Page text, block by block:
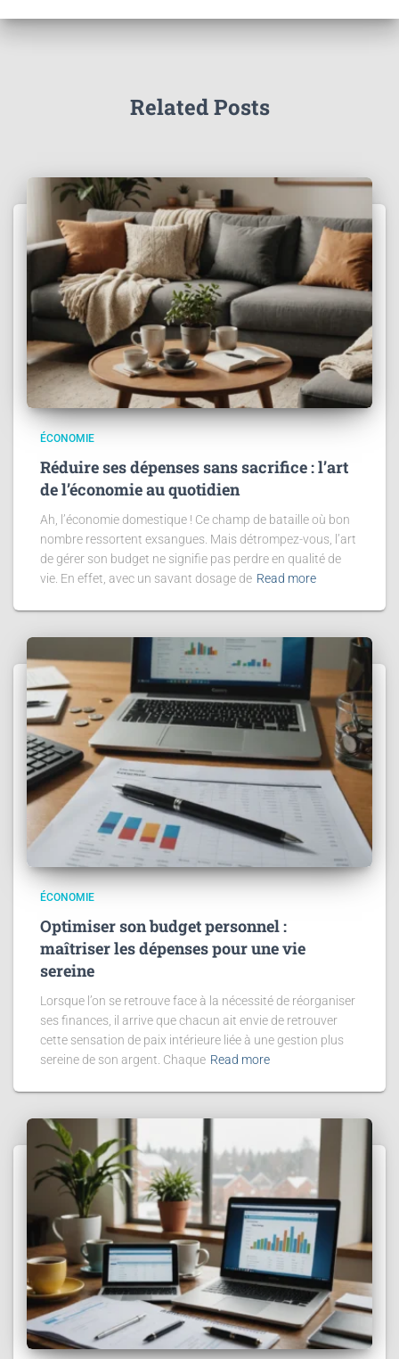
Related Posts
ÉCONOMIE
Réduire ses dépenses sans sacrifice : l’art
de l’économie au quotidien
Ah, l’économie domestique ! Ce champ de bataille où bon
nombre ressortent exsangues. Mais détrompez-vous, l’art
de gérer son budget ne signifie pas perdre en qualité de
vie. En effet, avec un savant dosage de Read more
ÉCONOMIE
Optimiser son budget personnel :
maîtriser les dépenses pour une vie
sereine
Lorsque l’on se retrouve face à la nécessité de réorganiser
ses finances, il arrive que chacun ait envie de retrouver
cette sensation de paix intérieure liée à une gestion plus
sereine de son argent. Chaque Read more